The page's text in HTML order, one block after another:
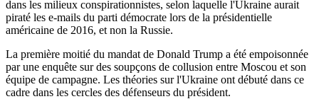
dans les milieux conspirationnistes, selon laquelle l'Ukraine aurait
piraté les e-mails du parti démocrate lors de la présidentielle
américaine de 2016, et non la Russie.
La première moitié du mandat de Donald Trump a été empoisonnée
par une enquête sur des soupçons de collusion entre Moscou et son
équipe de campagne. Les théories sur l'Ukraine ont débuté dans ce
cadre dans les cercles des défenseurs du président.